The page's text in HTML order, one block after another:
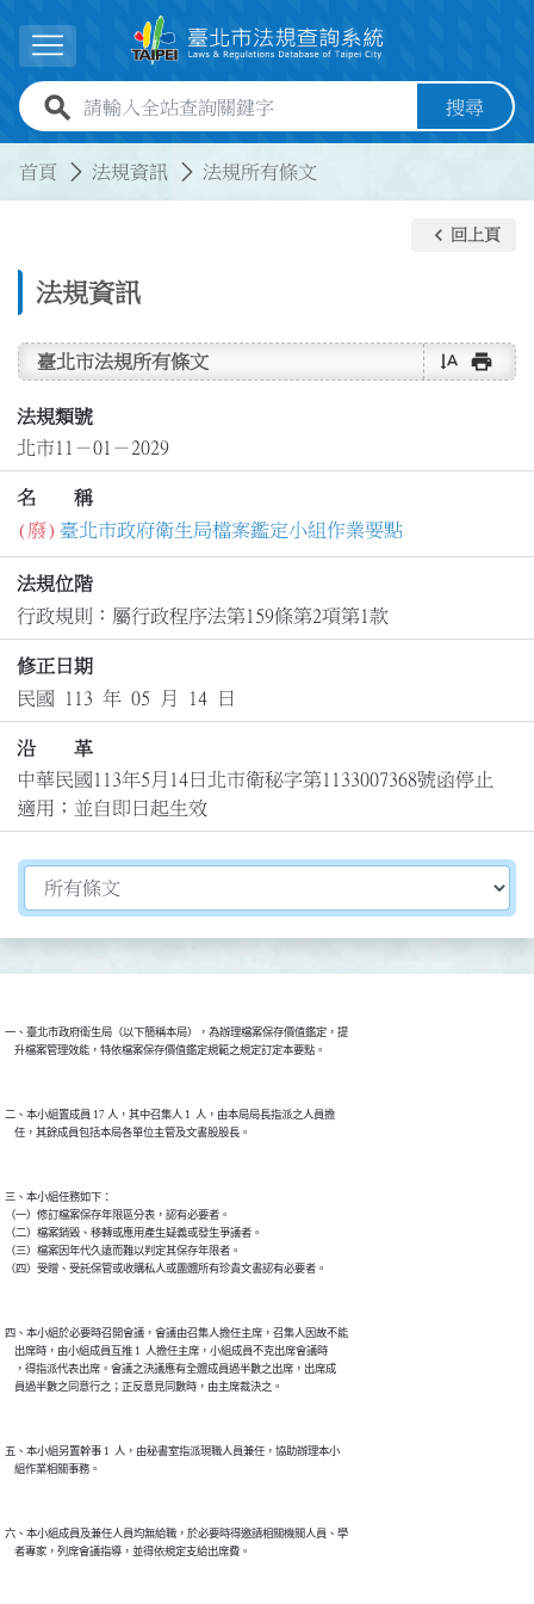
展開選單
全站查詢關鍵字欄位 搜尋
首頁 法規資訊 法規所有條文
法規資訊
keyboard_arrow_left 回上頁
臺北市法規所有條文 text_rotate_vertical print
法規類號
北市11－01－2029
名 稱
(廢) 臺北市政府衛生局檔案鑑定小組作業要點
法規位階
行政規則：屬行政程序法第159條第2項第1款
修正日期
民國 113 年 05 月 14 日
沿 革
中華民國113年5月14日北市衛秘字第1133007368號函停止
適用；並自即日起生效
切換選擇法規資訊內容
一、臺北市政府衛生局（以下簡稱本局），為辦理檔案保存價值鑑定，提
    升檔案管理效能，特依檔案保存價值鑑定規範之規定訂定本要點。
二、本小組置成員 17 人，其中召集人 1  人，由本局局長指派之人員擔
    任，其餘成員包括本局各單位主管及文書股股長。
三、本小組任務如下：
（一）修訂檔案保存年限區分表，認有必要者。
（二）檔案銷毀、移轉或應用產生疑義或發生爭議者。
（三）檔案因年代久遠而難以判定其保存年限者。
（四）受贈、受託保管或收購私人或團體所有珍貴文書認有必要者。
四、本小組於必要時召開會議，會議由召集人擔任主席，召集人因故不能
    出席時，由小組成員互推 1  人擔任主席，小組成員不克出席會議時
    ，得指派代表出席。會議之決議應有全體成員過半數之出席，出席成
    員過半數之同意行之；正反意見同數時，由主席裁決之。
五、本小組另置幹事 1  人，由秘書室指派現職人員兼任，協助辦理本小
    組作業相關事務。
六、本小組成員及兼任人員均無給職，於必要時得邀請相關機關人員、學
    者專家，列席會議指導，並得依規定支給出席費。